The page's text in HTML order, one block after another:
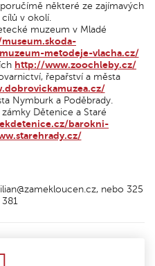
některé ze zajímavých
v okolí.
muzeum v Mladé
metodeje-vlacha.cz/
http://www.zoochleby.cz/
řepařství a města
Nymburk a Poděbrady.
Dětenice a Staré
barokni-
nebo 325
381